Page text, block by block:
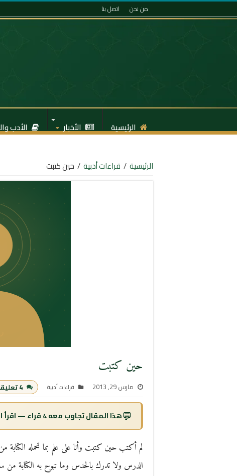
من نحن اتصل بنا
الرئيسية الأخبار الأدب
الرئيسية / قراءات أدبية / حين كتبت
حين كتبت
مارس 29, 2013 قراءات أدبية 4 تعليقات
💬هذا المقال تجاوب معه 4 قراء — اقرأ التعليقات ↓
لم أكتب حين كتبت وأنا على علم بما تحمله
الدرس ولا تدرك بالحدس وما تبوح به الكتابة من